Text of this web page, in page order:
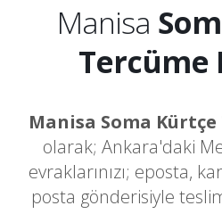
Manisa
Tercüme
Manisa Soma
olarak; Ankara'daki
evraklarınızı; eposta,
posta gönderisiyle